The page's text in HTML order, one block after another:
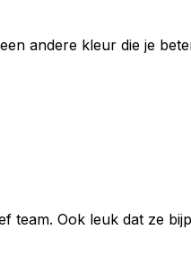
andere kleur die je
Ook leuk dat ze